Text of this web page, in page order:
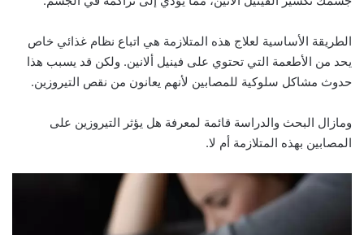
الطريقة الأساسية لعلاج هذه المتلازمة هي اتباع نظام غذائي خاص
يحد من الأطعمة التي تحتوي على فينيل ألانين. ولكن قد يسبب هذا
حدوث مشاكل سلوكية للمصابين لأنهم يعانون من نقص التيروزين.
ومازال البحث والدراسة قائمة لمعرفة هل يؤثر التيروزين على
المصابين بهذه المتلازمة أم لا.